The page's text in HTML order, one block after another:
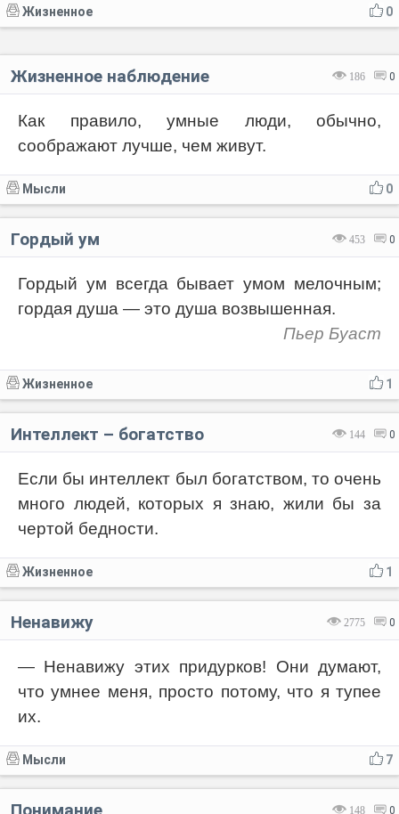
0
Жизненное
186 0
Жизненное наблюдение
Как правило, умные люди, обычно,
соображают лучше, чем живут.
0
Мысли
453 0
Гордый ум
Гордый ум всегда бывает умом мелочным;
гордая душа — это душа возвышенная.
Пьер Буаст
1
Жизненное
144 0
Интеллект – богатство
Если бы интеллект был богатством, то очень
много людей, которых я знаю, жили бы за
чертой бедности.
1
Жизненное
2775 0
Ненавижу
— Ненавижу этих придурков! Они думают,
что умнее меня, просто потому, что я тупее
их.
7
Мысли
148 0